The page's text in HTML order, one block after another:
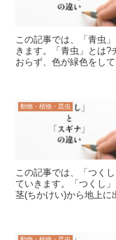
この記事では、「青虫
きます。「青虫」とは?
おらず、色が緑色をし
動物・植物・昆虫
この記事では、「つく
ていきます。「つくし
茎(ちかけい)から地上に